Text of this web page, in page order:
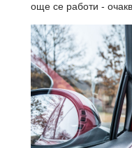
още се работи -